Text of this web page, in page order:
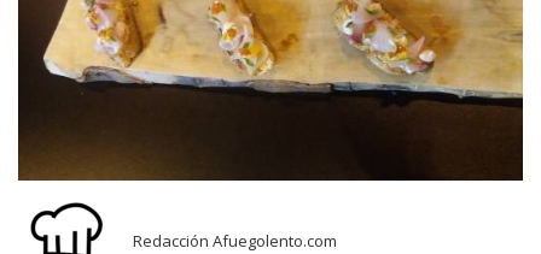
Redacción Afuegolento.com